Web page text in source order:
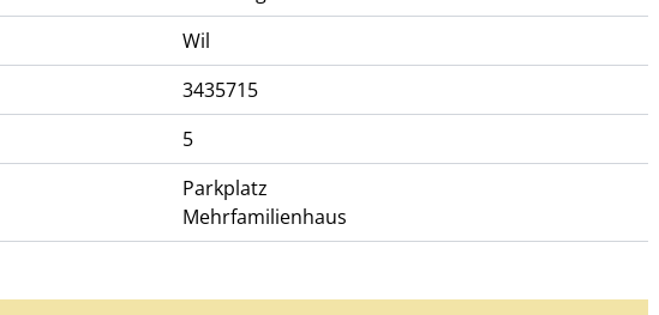
Wil
3435715
5
Parkplatz
Mehrfamilienhaus